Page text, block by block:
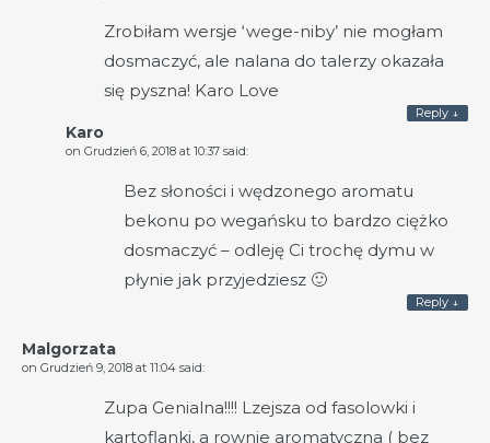
Zrobiłam wersje ‘wege-niby’ nie mogłam
dosmaczyć, ale nalana do talerzy okazała
się pyszna! Karo Love
Reply ↓
Karo
on Grudzień 6, 2018 at 10:37 said:
Bez słoności i wędzonego aromatu
bekonu po wegańsku to bardzo ciężko
dosmaczyć – odleję Ci trochę dymu w
płynie jak przyjedziesz 🙂
Reply ↓
Malgorzata
on Grudzień 9, 2018 at 11:04 said:
Zupa Genialna!!!! Lzejsza od fasolowki i
kartoflanki, a rownie aromatyczna ( bez